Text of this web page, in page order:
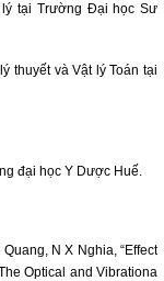
lý tại Trường Đại học Sư
thuyết và Vật lý Toán tại
đại học Y Dược Huế.
N X Nghia, “Effect
Optical and Vibrationa